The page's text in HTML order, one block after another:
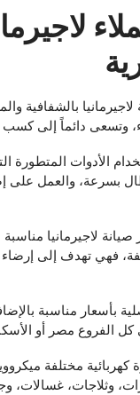
لاجيرمانيا بالشفافية
وتسعى دائماً إلى كسب
الأدوات المتطورة
بسرعة، والعمل على
لاجيرمانيا
فهي تهدف إلى إرضاء
بأسعار مناسبة
كل الفروع مصر أو
كهربائية مختلفة
وثلاجات، غسالات،